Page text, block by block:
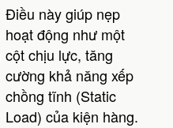
Điều này giúp nẹp
hoạt động như một
cột chịu lực, tăng
cường khả năng xếp
chồng tĩnh (Static
Load) của kiện hàng.